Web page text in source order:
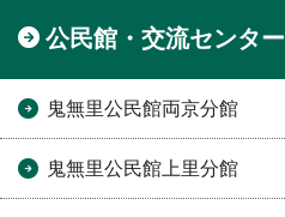
公民館・交流センター
鬼無里公民館両京分館
鬼無里公民館上里分館